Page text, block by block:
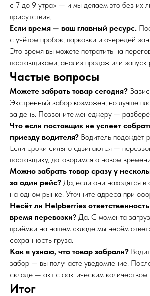
с 7 до 9 утра» — и мы делаем это без их
присутствия.
Если время — ваш главный ресурс.
с учётом пробок, парковки и очередей
Это время вы можете потратить на
поставщиками, анализ продаж или запуск
Частые вопросы
Можете забрать товар сегодня?
Экстренный забор возможен, но лучше
за день. Позвоните менеджеру —
Что если поставщик не успеет
приезду водителя? Водитель подождёт
Если сроки сильно сдвигаются —
поставщику, договоримся о новом
Можно забрать товар сразу у
за один рейс? Да, если они находятся в
на одном рынке. Уточните адреса при
Несёт ли Helpberries
время перевозки? Да. С момента
приёмки на нашем складе мы несём
сохранность груза.
Как я узнаю, что товар забрали?
забор — вы получаете уведомление.
складе — акт с фактическим количеством.
Итог